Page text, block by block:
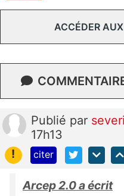
ACCÉDER
Publié par
17h13
!
citer
Arcep 2.0 a écrit